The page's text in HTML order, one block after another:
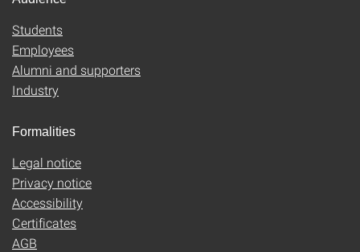
Students
Employees
Alumni and supporters
Industry
Formalities
Legal notice
Privacy notice
Accessibility
Certificates
AGB